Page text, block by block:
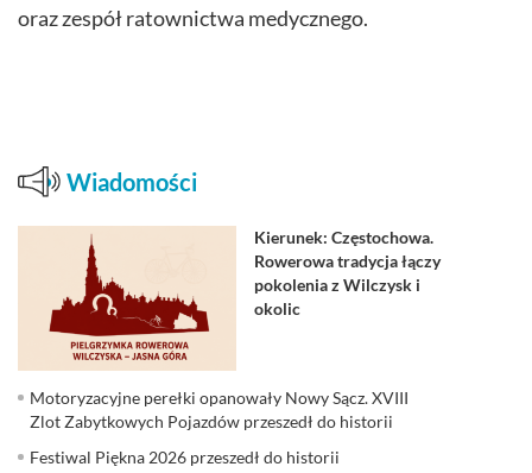
oraz zespół ratownictwa medycznego.
Wiadomości
Kierunek: Częstochowa.
Rowerowa tradycja łączy
pokolenia z Wilczysk i
okolic
Motoryzacyjne perełki opanowały Nowy Sącz. XVIII
Zlot Zabytkowych Pojazdów przeszedł do historii
Festiwal Piękna 2026 przeszedł do historii